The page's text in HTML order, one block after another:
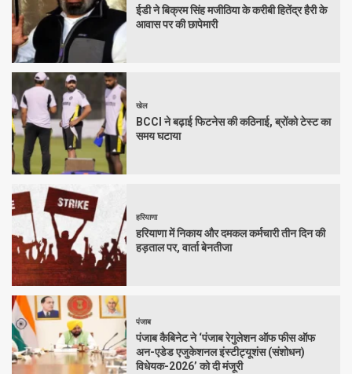
ईडी ने बिक्रम सिंह मजीठिया के करीबी हितेंद्र हैरी के
आवास पर की छापेमारी
खेल
BCCI ने बढ़ाई फिटनेस की कठिनाई, ब्रोंको टेस्ट का
समय घटाया
हरियाणा
हरियाणा में निकाय और दमकल कर्मचारी तीन दिन की
हड़ताल पर, वार्ता बेनतीजा
पंजाब
पंजाब कैबिनेट ने ‘पंजाब रेगुलेशन ऑफ फीस ऑफ
अन-एडेड एजुकेशनल इंस्टीट्यूशंस (संशोधन)
विधेयक-2026’ को दी मंजूरी